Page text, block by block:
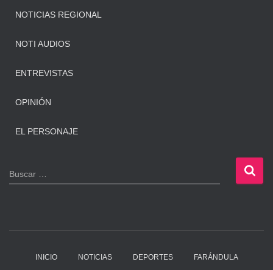
NOTICIAS REGIONAL
NOTI AUDIOS
ENTREVISTAS
OPINIÓN
EL PERSONAJE
B
u
Buscar …
INICIO NOTICIAS DEPORTES FARÁNDULA